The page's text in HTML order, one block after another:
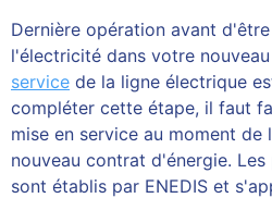
Dernière opération avant
l'électricité dans votre
service de la ligne électrique
compléter cette étape, il faut
mise en service au moment
nouveau contrat d'énergie.
sont établis par ENEDIS et